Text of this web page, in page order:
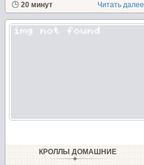
20 минут Читать далее
КРОЛЛЫ ДОМАШНИЕ